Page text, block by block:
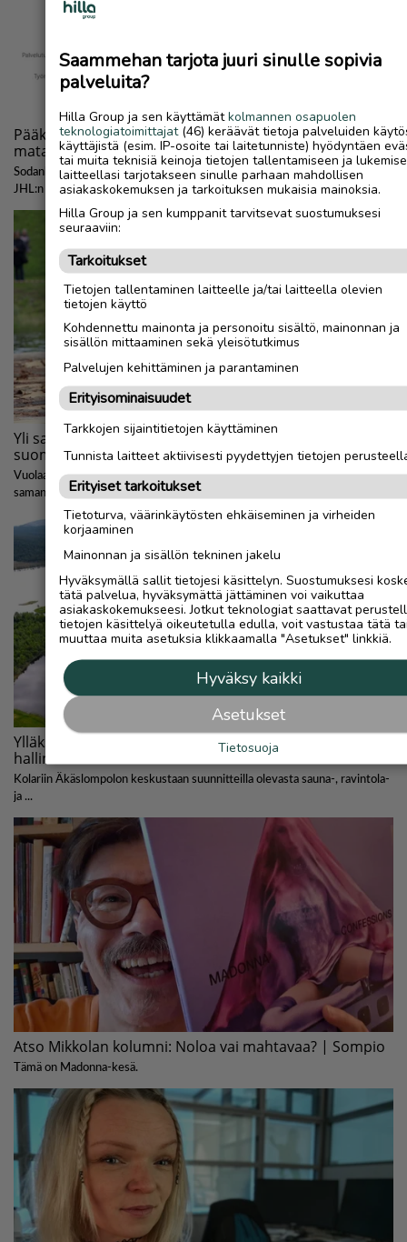
Saammehan tarjota juuri sinulle sopivia
palveluita?
Hilla Group ja sen käyttämätkolmannen osapuolen
teknologiatoimittajat(46) keräävät tietoja palveluiden
käyttäjistä (esim. IP-osoite tai laitetunniste) hyödyntäen
tai muita teknisiä keinoja tietojen tallentamiseen ja
laitteellasi tarjotakseen sinulle parhaan mahdollisen
asiakaskokemuksen ja tarkoituksen mukaisia mainoksia.
Hilla Group ja sen kumppanit tarvitsevat suostumuksesi
seuraaviin:
Tarkoitukset
Tietojen tallentaminen laitteelle ja/tai laitteella olevien
tietojen käyttö
Kohdennettu mainonta ja personoitu sisältö, mainonnan ja
sisällön mittaaminen sekä yleisötutkimus
Palvelujen kehittäminen ja parantaminen
Erityisominaisuudet
Tarkkojen sijaintitietojen käyttäminen
Tunnista laitteet aktiivisesti pyydettyjen tietojen
Erityiset tarkoitukset
Tietoturva, väärinkäytösten ehkäiseminen ja virheiden
korjaaminen
Mainonnan ja sisällön tekninen jakelu
Hyväksymällä sallit tietojesi käsittelyn. Suostumuksesi
tätä palvelua, hyväksymättä jättäminen voi vaikuttaa
asiakaskokemukseesi. Jotkut teknologiat saattavat
tietojen käsittelyä oikeutetulla edulla, voit vastustaa tätä
muuttaa muita asetuksia klikkaamalla "Asetukset" linkkiä.
Hyväksy kaikki
Asetukset
Tietosuoja